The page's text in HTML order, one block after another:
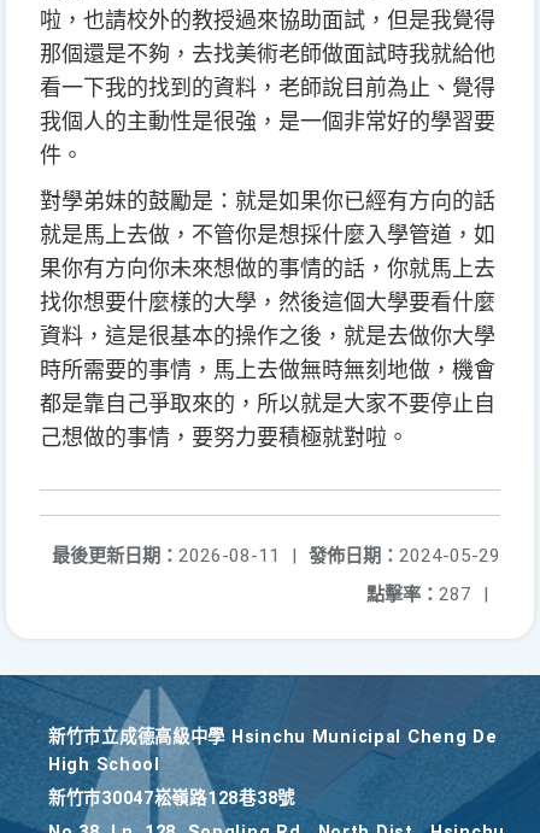
啦，也請校外的教授過來協助面試，但是我覺得
那個還是不夠，去找美術老師做面試時我就給他
看一下我的找到的資料，老師說目前為止、覺得
我個人的主動性是很強，是一個非常好的學習要
件。
對學弟妹的鼓勵是：就是如果你已經有方向的話
就是馬上去做，不管你是想採什麼入學管道，如
果你有方向你未來想做的事情的話，你就馬上去
找你想要什麼樣的大學，然後這個大學要看什麼
資料，這是很基本的操作之後，就是去做你大學
時所需要的事情，馬上去做無時無刻地做，機會
都是靠自己爭取來的，所以就是大家不要停止自
己想做的事情，要努力要積極就對啦。
發佈日期： 2024-05-29
最後更新日期： 2026-08-11
|
點擊率： 287 |
新竹巿立成德高級中學 Hsinchu Municipal Cheng De
High School
新竹巿30047崧嶺路128巷38號